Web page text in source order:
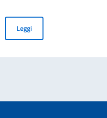
Klára Breuer
LeggiBORSE DI STUDIO PER